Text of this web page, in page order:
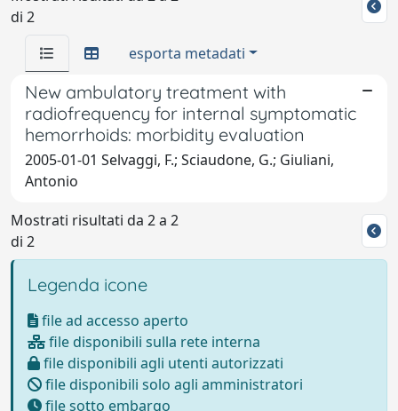
di 2
esporta metadati
New ambulatory treatment with
radiofrequency for internal symptomatic
hemorrhoids: morbidity evaluation
2005-01-01 Selvaggi, F.; Sciaudone, G.; Giuliani,
Antonio
Mostrati risultati da 2 a 2
di 2
Legenda icone
file ad accesso aperto
file disponibili sulla rete interna
file disponibili agli utenti autorizzati
file disponibili solo agli amministratori
file sotto embargo